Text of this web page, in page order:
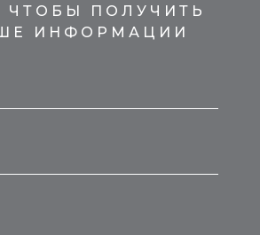
ЧТОБЫ ПОЛУЧИТЬ
ИНФОРМАЦИИ